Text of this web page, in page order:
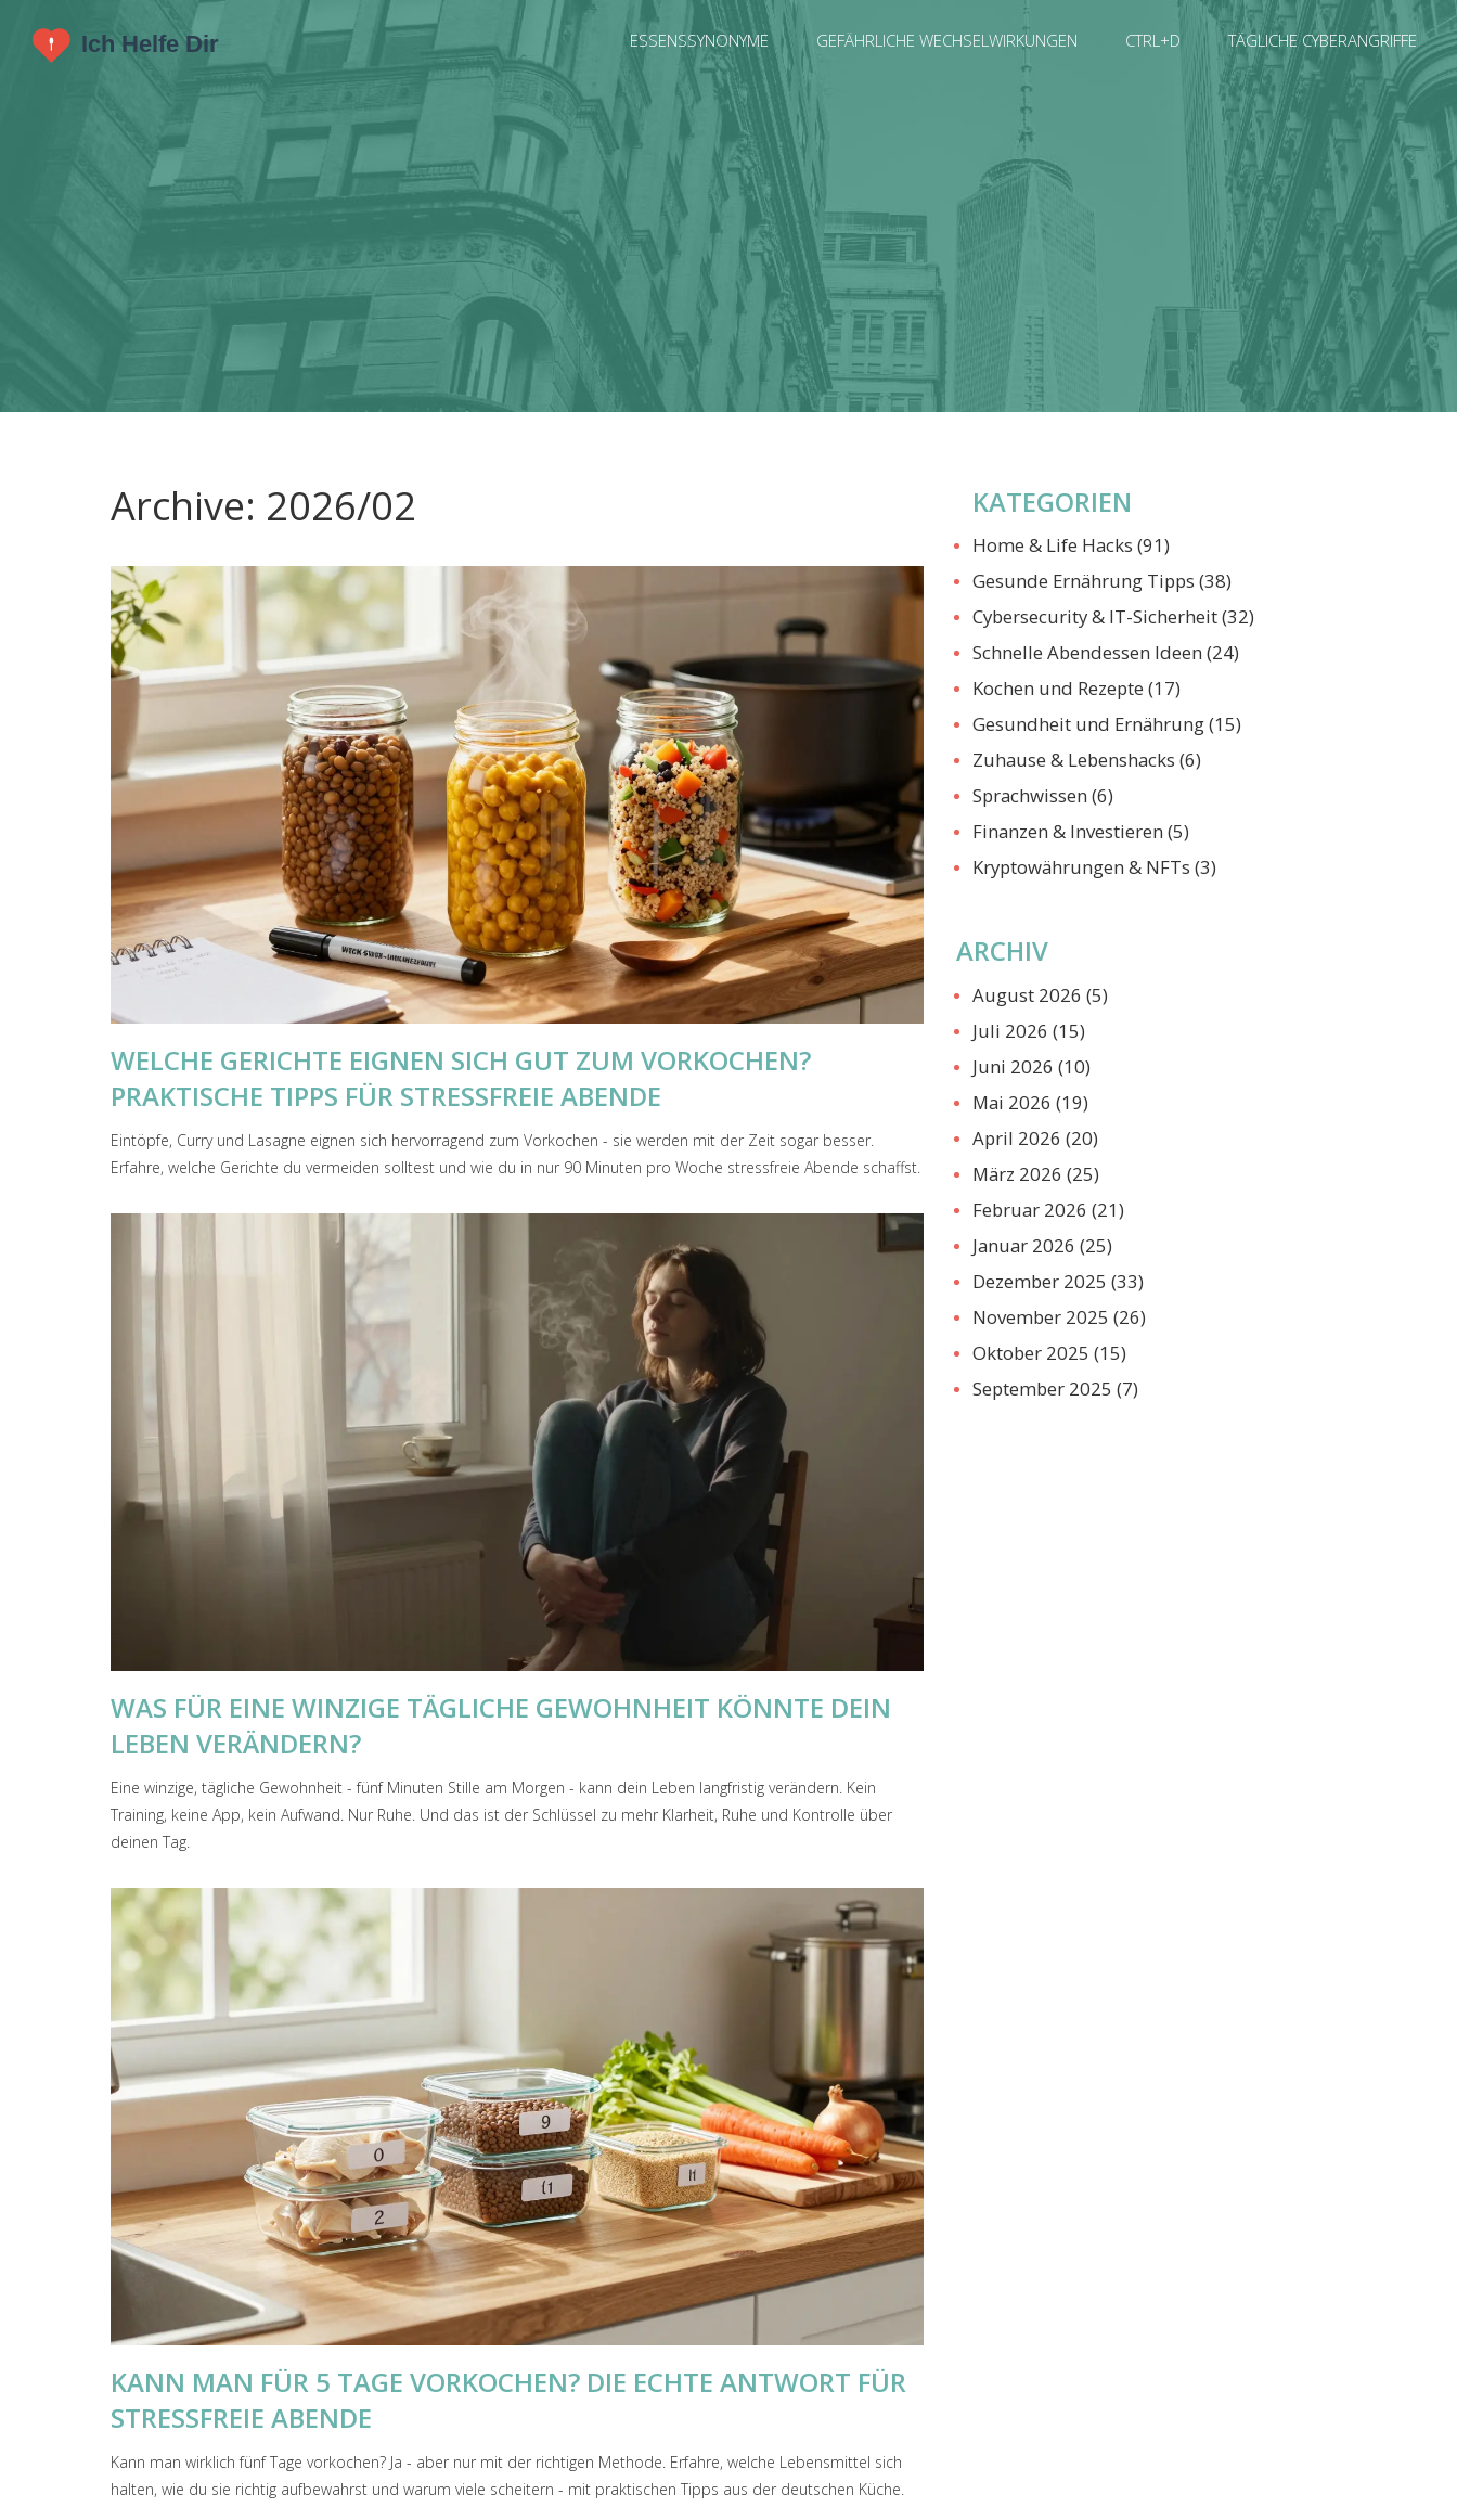
ESSENSSYNONYME GEFÄHRLICHE WECHSELWIRKUNGEN CTRL+D TÄGLICHE CYBERANGRIFFE
Archive: 2026/02
WELCHE GERICHTE EIGNEN SICH GUT ZUM VORKOCHEN?
PRAKTISCHE TIPPS FÜR STRESSFREIE ABENDE
Eintöpfe, Curry und Lasagne eignen sich hervorragend zum Vorkochen - sie werden mit der Zeit sogar besser.
Erfahre, welche Gerichte du vermeiden solltest und wie du in nur 90 Minuten pro Woche stressfreie Abende schaffst.
WAS FÜR EINE WINZIGE TÄGLICHE GEWOHNHEIT KÖNNTE DEIN
LEBEN VERÄNDERN?
Eine winzige, tägliche Gewohnheit - fünf Minuten Stille am Morgen - kann dein Leben langfristig verändern. Kein
Training, keine App, kein Aufwand. Nur Ruhe. Und das ist der Schlüssel zu mehr Klarheit, Ruhe und Kontrolle über
deinen Tag.
KANN MAN FÜR 5 TAGE VORKOCHEN? DIE ECHTE ANTWORT FÜR
STRESSFREIE ABENDE
Kann man wirklich fünf Tage vorkochen? Ja - aber nur mit der richtigen Methode. Erfahre, welche Lebensmittel sich
halten, wie du sie richtig aufbewahrst und warum viele scheitern - mit praktischen Tipps aus der deutschen Küche.
KATEGORIEN
Home & Life Hacks (91)
Gesunde Ernährung Tipps (38)
Cybersecurity & IT-Sicherheit(32)
Schnelle Abendessen Ideen (24)
Kochen und Rezepte (17)
Gesundheit und Ernährung(15)
Zuhause & Lebenshacks (6)
Sprachwissen (6)
Finanzen & Investieren (5)
Kryptowährungen & NFTs (3)
ARCHIV
August 2026 (5)
Juli 2026 (15)
Juni 2026 (10)
Mai 2026 (19)
April 2026 (20)
März 2026 (25)
Februar 2026 (21)
Januar 2026 (25)
Dezember 2025 (33)
November 2025 (26)
Oktober 2025 (15)
September 2025 (7)